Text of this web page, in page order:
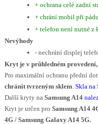
+ ochrana celé zadní
+ chrání mobil při pádu
+ telefon není nutné z
Nevýhody
- nechrání displej
Kryt je v průhledném
Pro maximální ochranu přední
chránit tvrzeným sklem Skla na
Další kryty na Samsung A14
Kryt je určen pro Samsung A14
4G / Samsung Galaxy A14 5G.